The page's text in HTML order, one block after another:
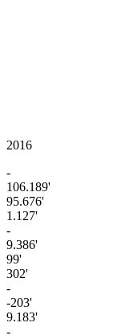
2016
-
106.189'
95.676'
1.127'
-
9.386'
99'
302'
-
-203'
9.183'
-